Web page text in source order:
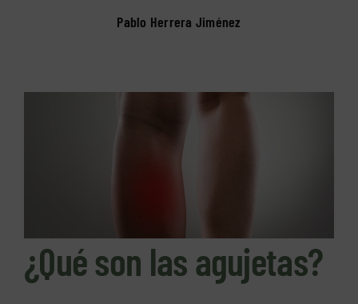
Pablo Herrera Jiménez
¿Qué son las agujetas?